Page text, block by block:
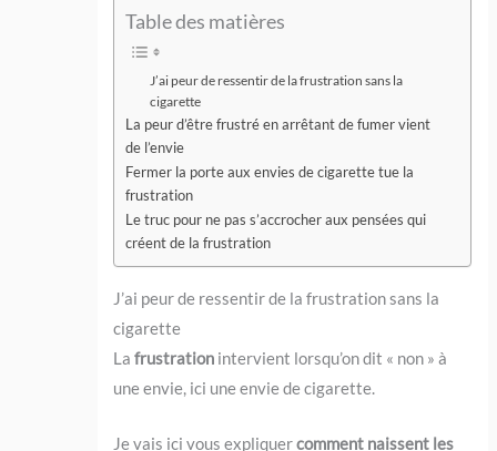
Table des matières
​J’ai peur de ressentir de la frustration sans la
cigarette
La peur d’être frustré en arrêtant de fumer vient
de l’envie
Fermer la porte aux envies de cigarette tue la
frustration
Le truc pour ne pas s’accrocher aux pensées qui
créent de la frustration
​J’ai peur de ressentir de la frustration sans la
cigarette
Lafrustration intervient lorsqu’on dit « non » à
une envie, ici une envie de cigarette.
Je vais ici vous expliquercomment naissent les